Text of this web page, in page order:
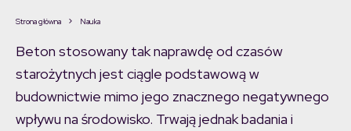
Strona główna Nauka
Beton stosowany tak naprawdę od czasów
starożytnych jest ciągle podstawową w
budownictwie mimo jego znacznego negatywnego
wpływu na środowisko. Trwają jednak badania i